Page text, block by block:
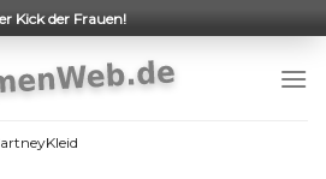
Kick der Frauen!